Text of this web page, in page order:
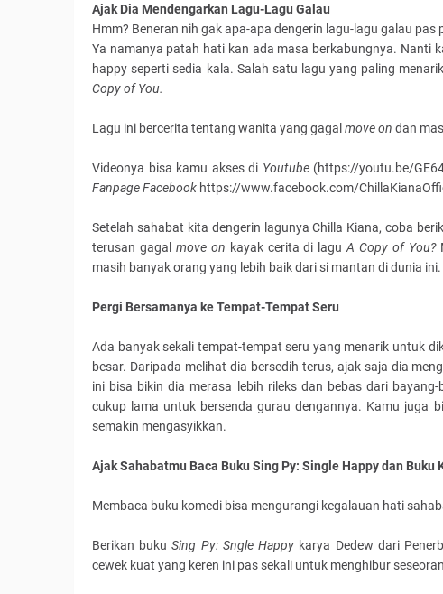
Ajak Dia Mendengarkan Lagu-Lagu Galau
Hmm? Beneran nih gak apa-apa dengerin lagu-lagu galau pas
Ya namanya patah hati kan ada masa berkabungnya. Nanti
happy seperti sedia kala. Salah satu lagu yang paling
Copy of You.
Lagu ini bercerita tentang wanita yang gagal move on dan
Videonya bisa kamu akses di Youtube(https://youtu.be/
Fanpage Facebook https://www.facebook.com/
Setelah sahabat kita dengerin lagunya Chilla Kiana, coba
terusan gagal move on kayak cerita di laguA Copy of You?
masih banyak orang yang lebih baik dari si mantan di dunia ini.
Pergi Bersamanya ke Tempat-Tempat Seru
Ada banyak sekali tempat-tempat seru yang menarik untuk
besar. Daripada melihat dia bersedih terus, ajak saja dia
ini bisa bikin dia merasa lebih rileks dan bebas dari
cukup lama untuk bersenda gurau dengannya. Kamu juga
semakin mengasyikkan.
Ajak Sahabatmu Baca Buku Sing Py: Single Happy dan Buku
Membaca buku komedi bisa mengurangi kegalauan hati
Berikan bukuSing Py: Sngle Happy karya Dedew dari
cewek kuat yang keren ini pas sekali untuk menghibur